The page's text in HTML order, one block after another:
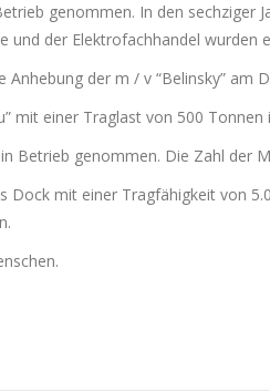
genommen. In den
und der Elektrofachhandel
der m / v “Belinsky” am
mit einer Traglast von 500 Tonnen
Betrieb genommen. Die Zahl der
Dock mit einer Tragfähigkeit von